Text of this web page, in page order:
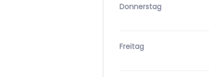
Donnerstag
Freitag